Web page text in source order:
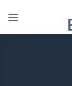
Inhalt